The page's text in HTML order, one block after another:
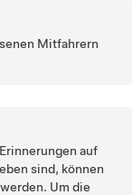
Mitfahrern
auf
sind, können
Um die